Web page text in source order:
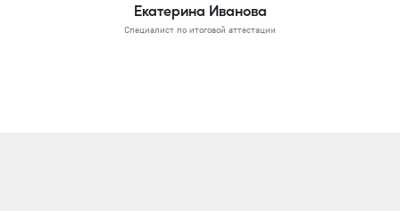
Екатерина Иванова
Специалист по итоговой аттестации